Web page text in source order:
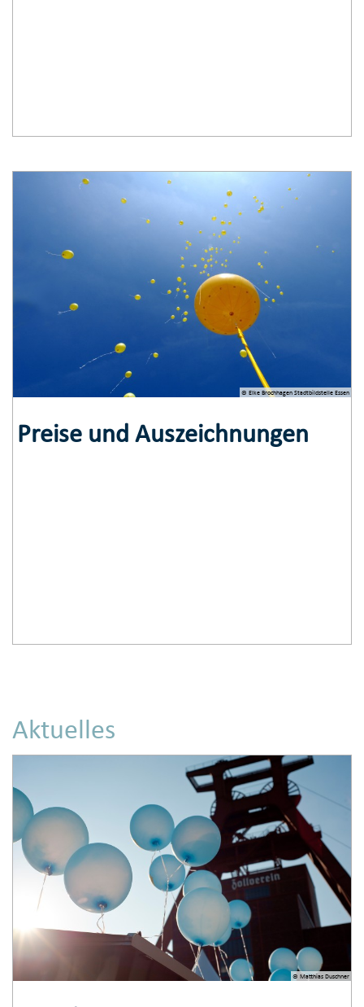
© Elke Brochhagen Stadtbildstelle Essen
Preise und Auszeichnungen
Aktuelles
© Matthias Duschner